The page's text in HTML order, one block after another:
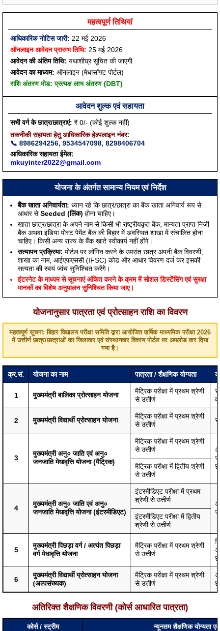
महत्वपूर्ण तिथियां
आधिकारिक नोटिस जारी: 22 मई 2026
ऑनलाइन आवेदन प्रारम्भ तिथि: 25 मई 2026
आवेदन की अंतिम तिथि: यथाशीघ्र सूचित की जाएगी
आवेदन का माध्यम: ऑनलाइन (मेधासॉफ्ट पोर्टल)
राशि अंतरण मोड: प्रत्यक्ष लाभ अंतरण (DBT)
आवेदन शुल्क एवं सहायता
सभी वर्ग के छात्र/छात्राएं: ₹ 0/- (कोई शुल्क नहीं)
तकनीकी सहायता हेतु आधिकारिक हेल्पलाइन नंबर:
📞 8986294256, 9534547098, 8298406704
आधिकारिक सहायता ईमेल:
mkuyinter2022@gmail.com
योजना के अंतर्गत सामान्य नियम एवं निर्देश
बैंक खाता अनिवार्यता: ध्यान रहे कि छात्र/छात्रा का बैंक खाता अनिवार्य रूप से
आधार सेSeeded (लिंक) होना चाहिए।
खाता छात्र/छात्रा के अपने नाम से किसी भी राष्ट्रीयकृत बैंक, मान्यता प्राप्त निजी
बैंक अथवा इंडिया पोस्ट पेमेंट बैंक की बिहार में अवस्थित शाखा में संचालित होना
चाहिए। किसी अन्य राज्य के बैंक खाते स्वीकार्य नहीं होंगे।
सत्यापन प्रक्रिया: पोर्टल पर लॉगिन करने के उपरांत छात्र अपनी बैंक विवरणी,
शाखा का नाम, आईएफएससी (IFSC) कोड और आधार विवरण दर्ज कर इसकी
सत्यता की स्वयं जांच सुनिश्चित करेंगे।
इंटरनेट के माध्यम से सूचनाएं अंकित करने के क्रम में सोशल डिस्टेंसिंग एवं सुरक्षा
मानकों का विशेष अनुपालन सुनिश्चित किया जाए।
योजनानुसार पात्रता एवं प्रोत्साहन राशि का विवरण
महत्वपूर्ण सूचना: बिहार विद्यालय परीक्षा समिति द्वारा आयोजित वार्षिक माध्यमिक परीक्षा 2026
में उत्तीर्ण छात्र/छात्राओं का जिलावार एवं संस्थानवार विवरण पोर्टल पर अपलोड कर दिया
गया है।
क्र.सं. योजना का नाम पात्रता / शैक्षणिक योग्यता
1 मुख्यमंत्री बालिका प्रोत्साहन योजना
मैट्रिक परीक्षा में प्रथम श्रेणी
से उत्तीर्ण
2 मुख्यमंत्री विद्यार्थी प्रोत्साहन योजना
मैट्रिक परीक्षा में प्रथम श्रेणी
से उत्तीर्ण
3
मुख्यमंत्री अनु० जाति एवं अनु०
जनजाति मेधावृत्ति योजना (मैट्रिक)
मैट्रिक परीक्षा में प्रथम श्रेणी
से उत्तीर्ण
मैट्रिक परीक्षा में द्वितीय श्रेणी
से उत्तीर्ण
4
मुख्यमंत्री अनु० जाति एवं अनु०
जनजाति मेधावृत्ति योजना (इंटरमीडिएट)
इंटरमीडिएट परीक्षा में प्रथम
श्रेणी से उत्तीर्ण
इंटरमीडिएट परीक्षा में द्वितीय
श्रेणी से उत्तीर्ण
5
मुख्यमंत्री पिछड़ा वर्ग / अत्यंत पिछड़ा
वर्ग मेधावृत्ति योजना
मैट्रिक परीक्षा में प्रथम श्रेणी
से उत्तीर्ण
6
मुख्यमंत्री विद्यार्थी प्रोत्साहन योजना
(अल्पसंख्यक)
मैट्रिक परीक्षा में प्रथम श्रेणी
से उत्तीर्ण
अतिरिक्त शैक्षणिक विवरणी (कोर्स आधारित पात्रता)
कोर्स / स्ट्रीम न्यूनतम शैक्षणिक योग्यता